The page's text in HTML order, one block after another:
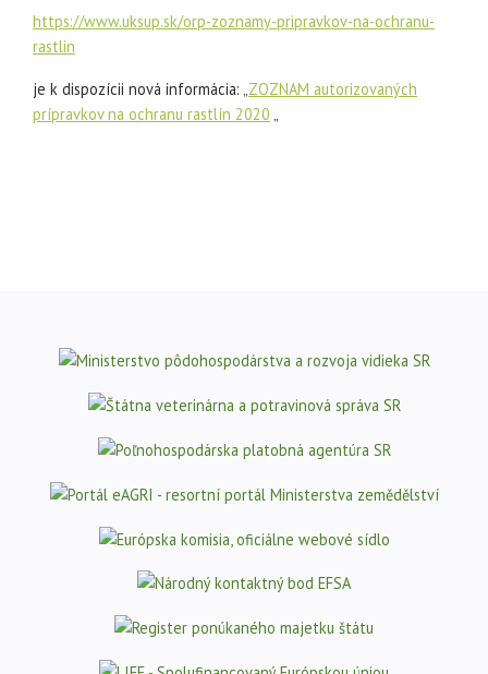
https://www.uksup.sk/orp-zoznamy-pripravkov-na-ochranu-
rastlin
je k dispozícii nová informácia: „ZOZNAM autorizovaných
prípravkov na ochranu rastlín 2020 „